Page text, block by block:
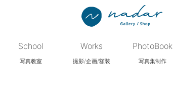
School
写真教室
Works
撮影/企画/額装
PhotoBook
写真集制作